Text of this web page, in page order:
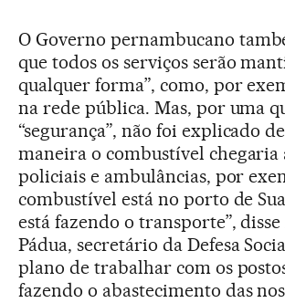
O Governo pernambucano
que todos os serviços serão
qualquer forma”, como, por
na rede pública. Mas, por uma
“segurança”, não foi explicado
maneira o combustível chegaria
policiais e ambulâncias, por
combustível está no porto de
está fazendo o transporte”,
Pádua, secretário da Defesa
plano de trabalhar com os
fazendo o abastecimento das